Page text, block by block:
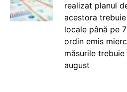
realizat planul
acestora
locale până pe
ordin emis
măsurile
august